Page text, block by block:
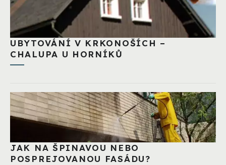
UBYTOVÁNÍ V KRKONOŠÍCH –
CHALUPA U HORNÍKŮ
JAK NA ŠPINAVOU NEBO
POSPREJOVANOU FASÁDU?